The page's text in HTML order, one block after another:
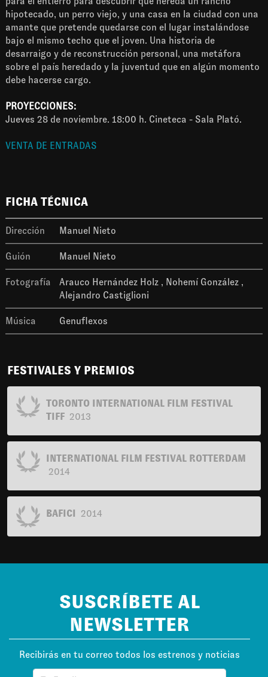
hipotecado, un perro viejo, y una casa en la ciudad con una
amante que pretende quedarse con el lugar instalándose
bajo el mismo techo que el joven. Una historia de
desarraigo y de reconstrucción personal, una metáfora
sobre el país heredado y la juventud que en algún momento
debe hacerse cargo.
PROYECCIONES:
Jueves 28 de noviembre. 18:00 h. Cineteca - Sala Plató.
VENTA DE ENTRADAS
FICHA TÉCNICA
Dirección Manuel Nieto
Guión Manuel Nieto
Fotografía Arauco Hernández Holz
Nohemí González
Alejandro Castiglioni
Música Genuflexos
FESTIVALES Y PREMIOS
TORONTO INTERNATIONAL FILM FESTIVAL
TIFF 2013
INTERNATIONAL FILM FESTIVAL ROTTERDAM
2014
BAFICI 2014
SUSCRÍBETE AL
NEWSLETTER
Recibirás en tu correo todos los estrenos y noticias